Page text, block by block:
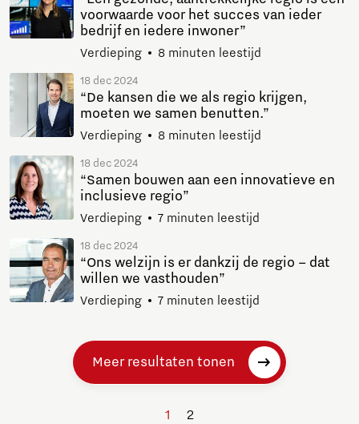
voorwaarde voor het succes van ieder
bedrijf en iedere inwoner”
Verdieping 8 minuten leestijd
18 dec 2024
“De kansen die we als regio krijgen,
moeten we samen benutten.”
Verdieping 8 minuten leestijd
18 dec 2024
“Samen bouwen aan een innovatieve en
inclusieve regio”
Verdieping 7 minuten leestijd
18 dec 2024
“Ons welzijn is er dankzij de regio – dat
willen we vasthouden”
Verdieping 7 minuten leestijd
Meer resultaten tonen
1 2